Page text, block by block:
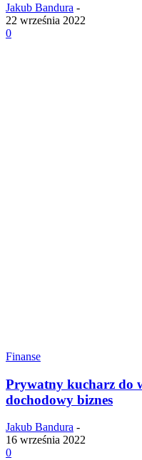
Jakub Bandura -
22 września 2022
0
Finanse
Prywatny kucharz do
dochodowy biznes
Jakub Bandura -
16 września 2022
0